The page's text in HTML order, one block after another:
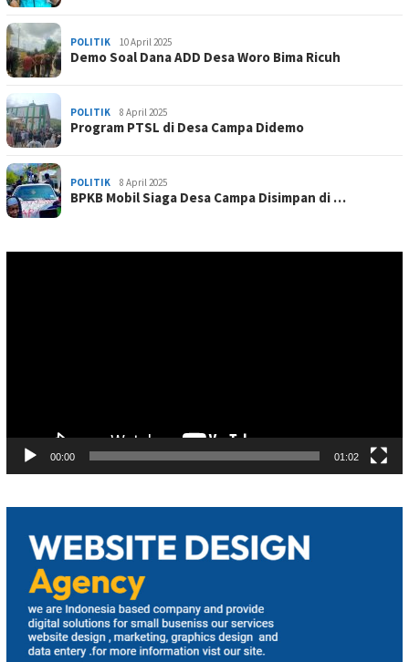
POLITIK 10 April 2025
Demo Soal Dana ADD Desa Woro Bima Ricuh
POLITIK 8 April 2025
Program PTSL di Desa Campa Didemo
POLITIK 8 April 2025
BPKB Mobil Siaga Desa Campa Disimpan di …
00:00 01:02